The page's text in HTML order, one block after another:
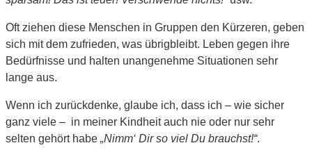
Oft ziehen diese Menschen in Gruppen den Kürzeren, geben
sich mit dem zufrieden, was übrigbleibt. Leben gegen ihre
Bedürfnisse und halten unangenehme Situationen sehr
lange aus.
Wenn ich zurückdenke, glaube ich, dass ich – wie sicher
ganz viele – in meiner Kindheit auch nie oder nur sehr
selten gehört habe „Nimm‘ Dir so viel Du brauchst!“.